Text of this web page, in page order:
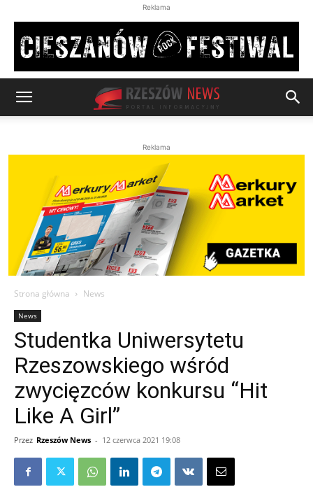
Reklama
Reklama
Strona główna News
News
Studentka Uniwersytetu
Rzeszowskiego wśród
zwycięzców konkursu “Hit
Like A Girl”
Przez Rzeszów News - 12 czerwca 2021 19:08